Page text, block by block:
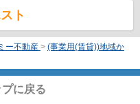
ト
ー不動産 > (事業用(賃貸))地域か
に戻る